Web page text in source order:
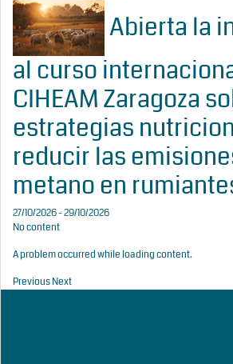
Abierta la
al curso
CIHEAM Zaragoza
estrategias
reducir las
metano en
27/10/2026 - 29/10/2026
No content
A problem occurred while loading content.
PreviousNext